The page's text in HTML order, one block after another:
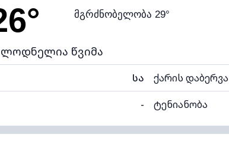
20°C ხილვადობა
7 (ნათელი)
მგრძნობელობა 29°
წვიმა
სა ქარის დაბერვა
- ტენიანობა
73% (კომფორტული) ღრუბლიანობა